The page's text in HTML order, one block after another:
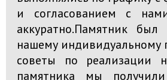
и согласованием с
аккуратно.Памятник был
нашему индивидуальному
советы по реализации
памятника мы